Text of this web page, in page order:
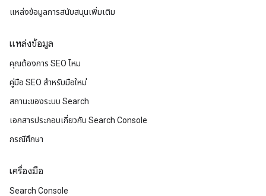
แหล่งข้อมูลการสนับสนุนเพิ่มเติม
แหล่งข้อมูล
คุณต้องการ SEO ไหม
คู่มือ SEO สำหรับมือใหม่
สถานะของระบบ Search
เอกสารประกอบเกี่ยวกับ Search Console
กรณีศึกษา
เครื่องมือ
Search Console